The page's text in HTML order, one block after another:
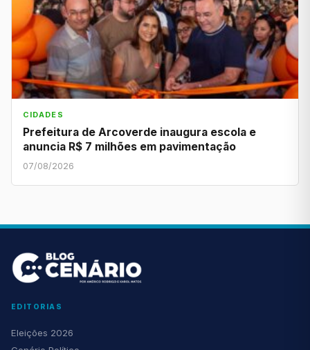
CIDADES
Prefeitura de Arcoverde inaugura escola e
anuncia R$ 7 milhões em pavimentação
07/08/2026
EDITORIAS
Eleições 2026